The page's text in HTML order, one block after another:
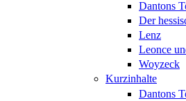
Dantons
Der
Lenz
Leonce
Woyzeck
Kurzinhalte
Dantons